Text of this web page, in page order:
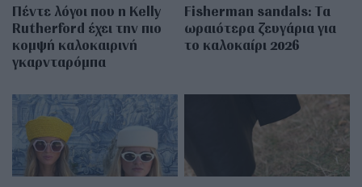
Πέντε λόγοι που η Kelly
Rutherford έχει την πιο
κομψή καλοκαιρινή
γκαρνταρόμπα
Fisherman sandals: Tα
ωραιότερα ζευγάρια για
το καλοκαίρι 2026